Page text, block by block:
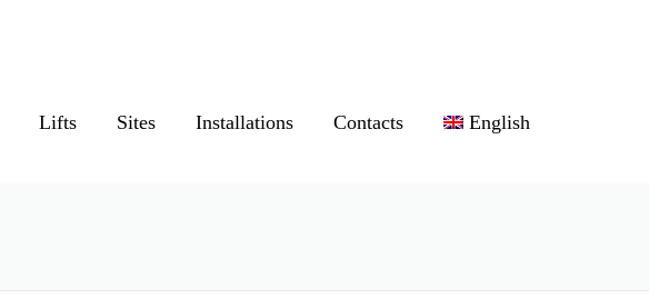
Lifts Sites Installations Contacts English